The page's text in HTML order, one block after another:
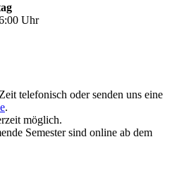
Uhr
telefonisch oder senden uns eine
.
möglich.
Semester sind online ab dem